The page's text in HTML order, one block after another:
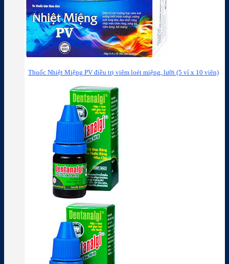
Thuốc Nhiệt Miệng PV điều trị viêm loét miệng, lưỡi (5 vỉ x 10 viên)